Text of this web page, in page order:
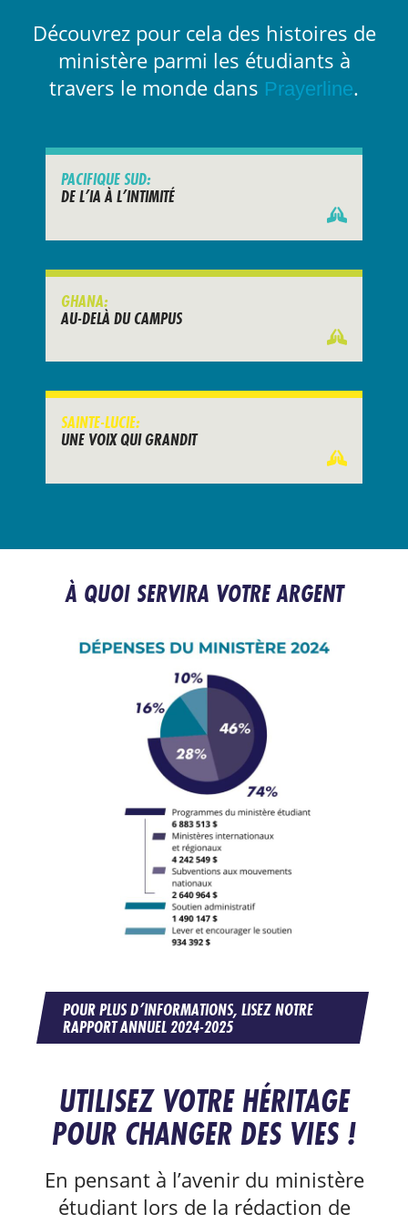
Découvrez pour cela des histoires de
ministère parmi les étudiants à
travers le monde dans Prayerline.
PACIFIQUE SUD:
DE L’IA À L’INTIMITÉ
GHANA:
AU-DELÀ DU CAMPUS
SAINTE-LUCIE:
UNE VOIX QUI GRANDIT
À QUOI SERVIRA VOTRE ARGENT
POUR PLUS D’INFORMATIONS, LISEZ NOTRE
RAPPORT ANNUEL 2024-2025
UTILISEZ VOTRE HÉRITAGE
POUR CHANGER DES VIES !
En pensant à l’avenir du ministère
étudiant lors de la rédaction de